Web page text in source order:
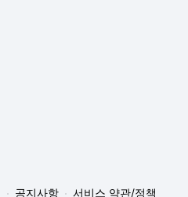
공지사항 서비스 약관/정책